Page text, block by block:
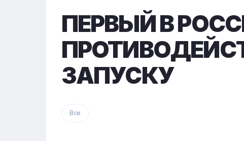
ПЕРВЫЙ В
ЗАПУСКУ
Все